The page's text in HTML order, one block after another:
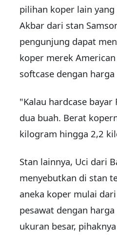
pilihan koper lain
Akbar dari stan
pengunjung dapat
koper merek
softcase dengan
"Kalau hardcase
dua buah. Berat
kilogram hingga 2,2
Stan lainnya, Uci dari
menyebutkan di stan
aneka koper mulai
pesawat dengan
ukuran besar,